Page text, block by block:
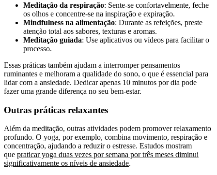
Meditação da respiração: Sente-se confortavelmente, feche
os olhos e concentre-se na inspiração e expiração.
Mindfulness na alimentação: Durante as refeições, preste
atenção total aos sabores, texturas e aromas.
Meditação guiada: Use aplicativos ou vídeos para facilitar o
processo.
Essas práticas também ajudam a interromper pensamentos
ruminantes e melhoram a qualidade do sono, o que é essencial para
lidar com a ansiedade. Dedicar apenas 10 minutos por dia pode
fazer uma grande diferença no seu bem-estar.
Outras práticas relaxantes
Além da meditação, outras atividades podem promover relaxamento
profundo. O yoga, por exemplo, combina movimento, respiração e
concentração, ajudando a reduzir o estresse. Estudos mostram
que praticar yoga duas vezes por semana por três meses diminui
significativamente os níveis de ansiedade.